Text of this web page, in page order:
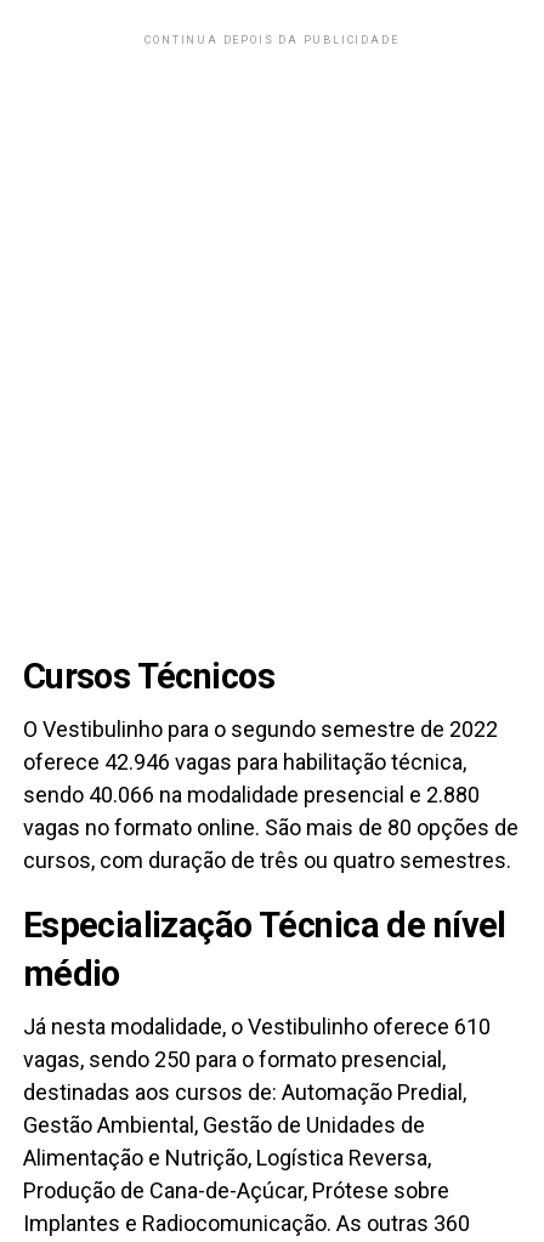
CONTINUA DEPOIS DA PUBLICIDADE
Cursos Técnicos
O Vestibulinho para o segundo semestre de 2022
oferece 42.946 vagas para habilitação técnica,
sendo 40.066 na modalidade presencial e 2.880
vagas no formato online. São mais de 80 opções de
cursos, com duração de três ou quatro semestres.
Especialização Técnica de nível
médio
Já nesta modalidade, o Vestibulinho oferece 610
vagas, sendo 250 para o formato presencial,
destinadas aos cursos de: Automação Predial,
Gestão Ambiental, Gestão de Unidades de
Alimentação e Nutrição, Logística Reversa,
Produção de Cana-de-Açúcar, Prótese sobre
Implantes e Radiocomunicação. As outras 360